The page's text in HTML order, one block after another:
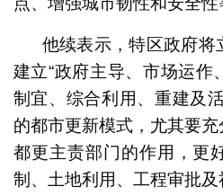
他续表示，特区政府将
建立“政府主导、市场运作
制宜、综合利用、重建及
的都市更新模式，尤其要
都更主责部门的作用，更
制、土地利用、工程审批